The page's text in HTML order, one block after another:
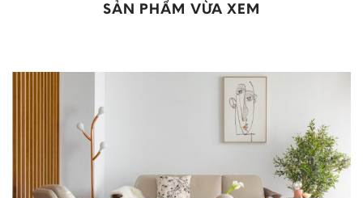
SẢN PHẨM VỪA XEM